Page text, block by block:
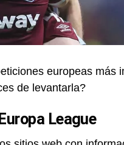
europeas más
de levantarla?
League